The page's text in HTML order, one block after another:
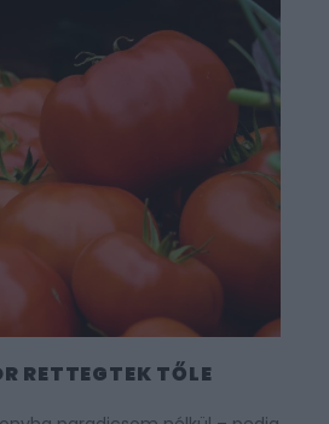
RETTEGTEK TŐLE